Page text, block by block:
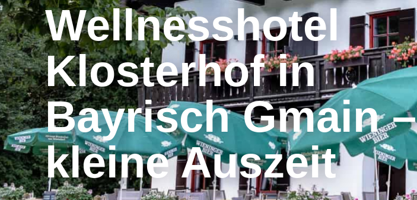
Wellnesshotel
Klosterhof in
Bayrisch Gmain –
kleine Auszeit